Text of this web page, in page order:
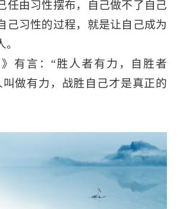
任由习性摆布，自己做不了自己
己习性的过程，就是让自己成为
言：“胜人者有力，自胜者
叫做有力，战胜自己才是真正的